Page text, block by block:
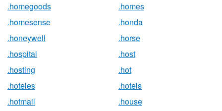
.homegoods
.homes
.homesense
.honda
.honeywell
.horse
.hospital
.host
.hosting
.hot
.hoteles
.hotels
.hotmail
.house